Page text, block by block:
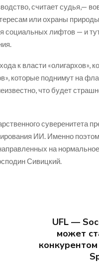
считает судья,—
или охраны
социальных лифтов — и
к власти «олигархов»,
которые поднимут на
что будет
суверенитета
ИИ. Именно
на нормальное
Сивицкий.
UFL —
может